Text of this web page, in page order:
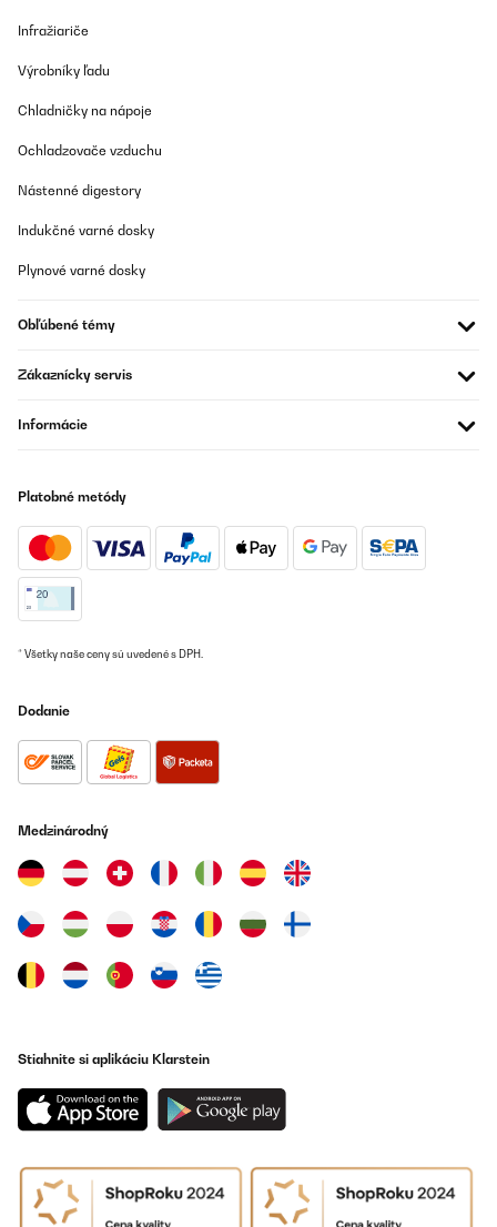
Infražiariče
Výrobníky ľadu
Chladničky na nápoje
Ochladzovače vzduchu
Nástenné digestory
Indukčné varné dosky
Plynové varné dosky
Obľúbené témy
Zákaznícky servis
Informácie
Platobné metódy
* Všetky naše ceny sú uvedené s DPH.
Dodanie
Medzinárodný
Stiahnite si aplikáciu Klarstein